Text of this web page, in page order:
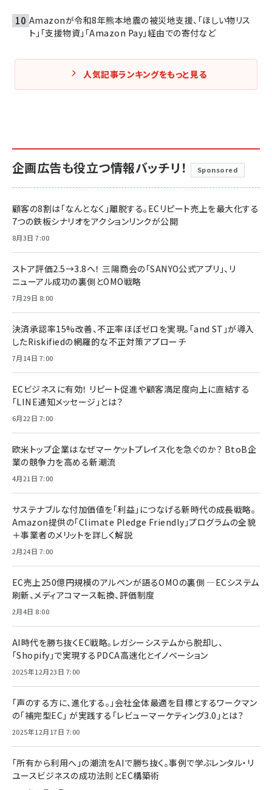
Amazonが令和8年熊本地震の被災地支援、「ほしい物リス
ト」「支援物資」「Amazon Pay」経由での寄付など
人気記事ランキングをもっと見る
企画広告も役立つ情報バッチリ！ Sponsored
顧客の8割は「なんとなく」離脱する。ECリピート売上を最大化する
7つの鉄板シナリオをアクションリンクが公開
8月3日 7:00
ストア評価2.5→3.8へ！ 三陽商会の「SANYO公式アプリ」、リ
ニューアル成功の裏側とOMO戦略
7月29日 8:00
決済承認率15%改善、不正率ほぼゼロを実現。「and ST」が導入
したRiskifiedの網羅的な不正対策アプローチ
7月14日 7:00
ECビジネスに有効！ リピート促進や顧客満足度向上に直結する
「LINE通知メッセージ」とは？
6月22日 7:00
欧米トップ企業はなぜマーケットプレイス化を急ぐのか？ BtoB企
業の競争力を高める新潮流
4月21日 7:00
サステナブルな付加価値を「利益」につなげる新時代の成長戦略。
Amazon提供の「Climate Pledge Friendly」プログラムの全貌
＋事業者のメリットを詳しく解説
2月24日 7:00
EC売上250億円規模のアルペンが語るOMOの裏側 ―ECシステム
刷新、メディアコマース転換、評価制度
2月4日 8:00
AI時代を勝ち抜くEC戦略。レガシーシステムから脱却し、
「Shopify」で実現するPDCA高速化とイノベーション
2025年12月23日 7:00
「声のする方に、進化する。」会社全体最適を目標とするワークマン
の「補完型EC」 が実践する「レビューマーケティング3.0」とは？
2025年12月17日 7:00
「所有から利用へ」の潮流をAIで勝ち抜く。事例で学ぶレンタル・リ
ユースビジネスの成功法則とEC構築術